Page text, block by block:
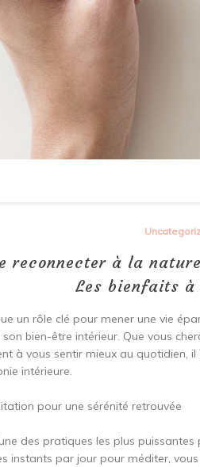
reconnecter à la
Les bienfaits à
un rôle clé pour mener une vie
son bien-être intérieur. Que vous
à vous sentir mieux au quotidien,
intérieure.
pour une sérénité retrouvée
des pratiques les plus
instants par jour pour méditer,